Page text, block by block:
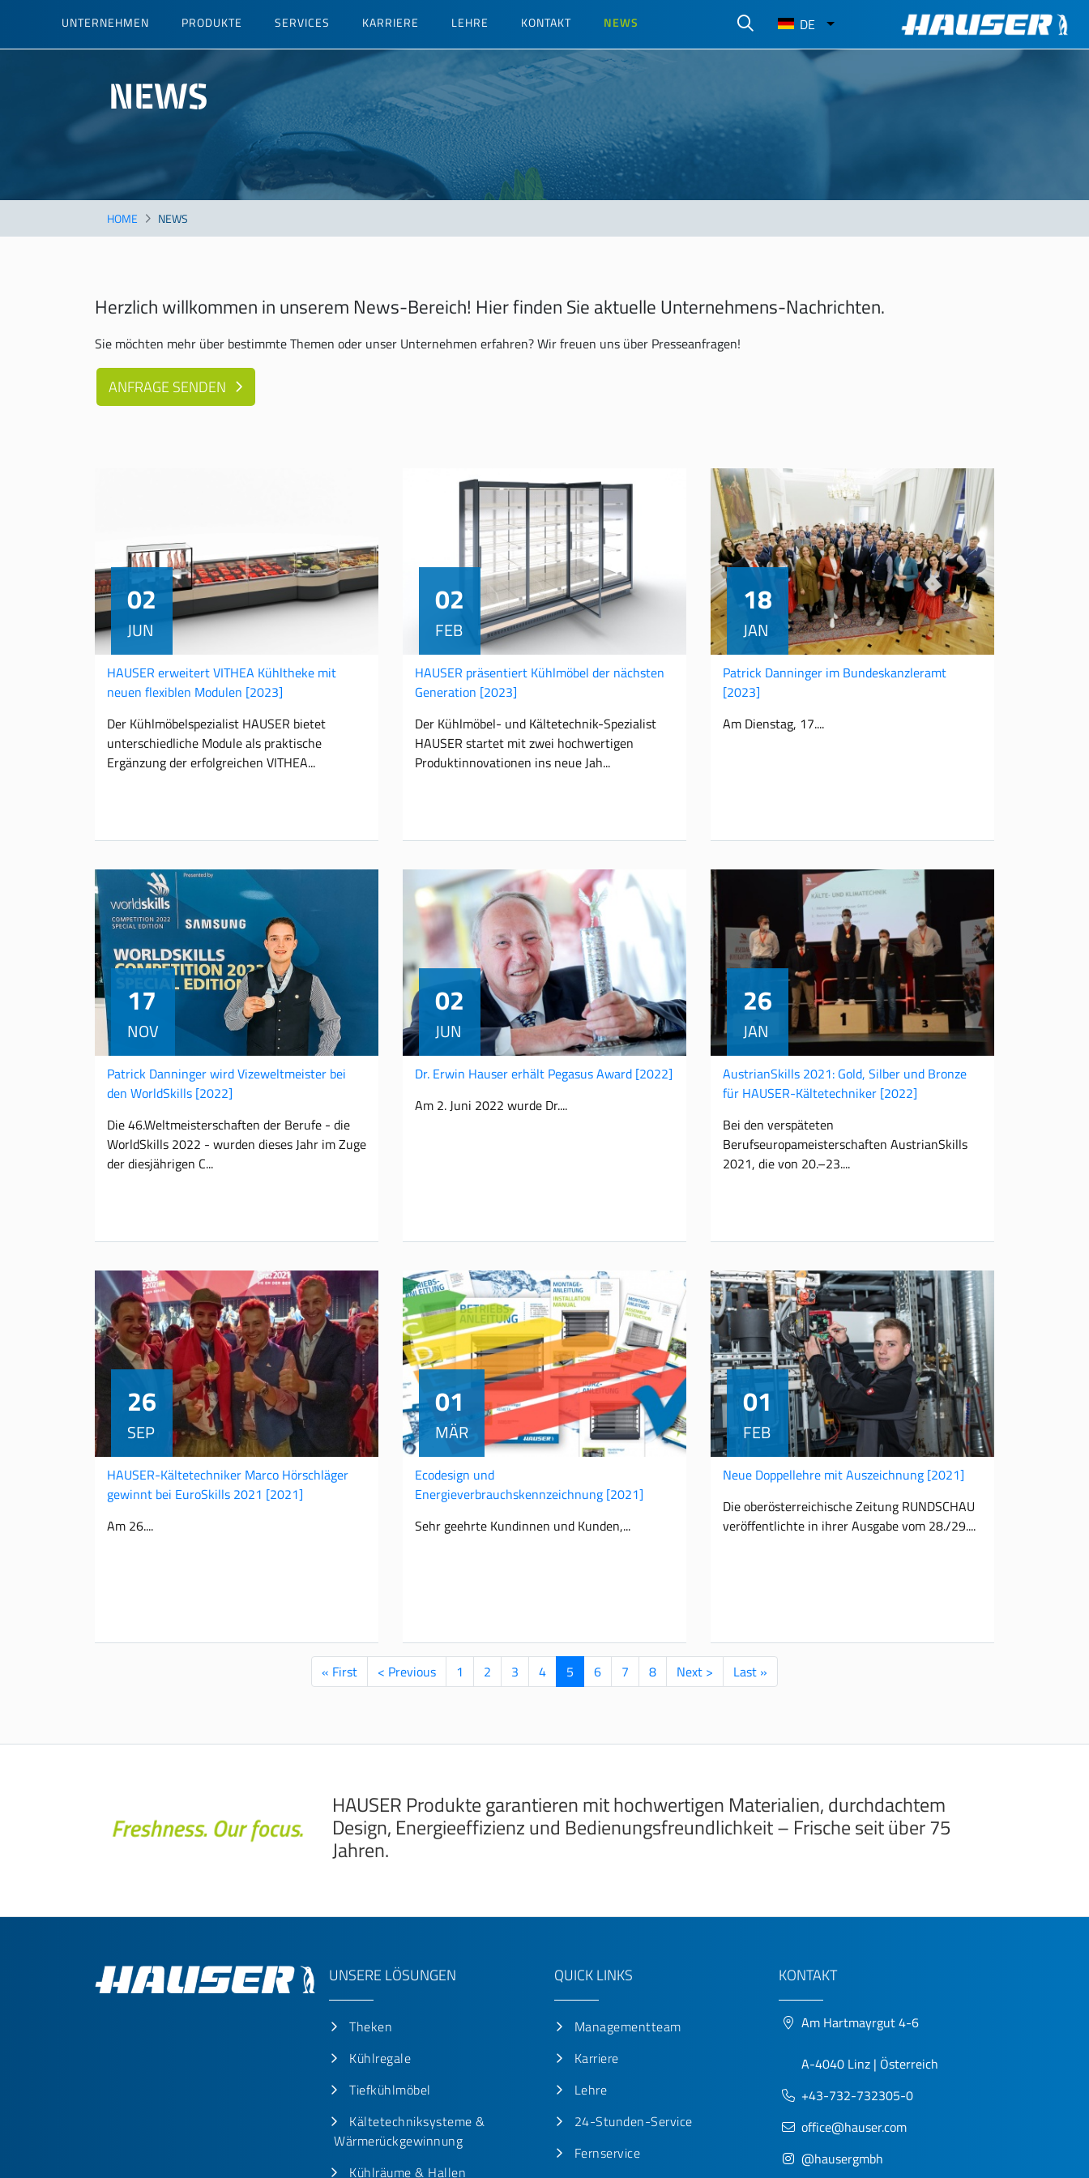
Inhalt
UNTERNEHMEN PRODUKTE SERVICES KARRIERE LEHRE KONTAKT NEWS
Select
your
language
DE
NEWS
HOME NEWS
Herzlich willkommen in unserem News-Bereich! Hier finden Sie aktuelle Unternehmens-Nachrichten.
Sie möchten mehr über bestimmte Themen oder unser Unternehmen erfahren? Wir freuen uns über Presseanfragen!
ANFRAGE SENDEN
02
JUN
HAUSER erweitert VITHEA Kühltheke mit
neuen flexiblen Modulen [2023]
Der Kühlmöbelspezialist HAUSER bietet
unterschiedliche Module als praktische
Ergänzung der erfolgreichen VITHEA
02
FEB
HAUSER präsentiert Kühlmöbel der nächsten
Generation [2023]
Der Kühlmöbel- und Kältetechnik-Spezialist
HAUSER startet mit zwei hochwertigen
Produktinnovationen ins neue Jah
18
JAN
Patrick Danninger im Bundeskanzleramt
[2023]
Am Dienstag, 17.
17
NOV
Patrick Danninger wird Vizeweltmeister bei
den WorldSkills [2022]
Die 46.Weltmeisterschaften der Berufe - die
WorldSkills 2022 - wurden dieses Jahr im Zuge
der diesjährigen C
02
JUN
Dr. Erwin Hauser erhält Pegasus Award [2022]
Am 2. Juni 2022 wurde Dr.
26
JAN
AustrianSkills 2021: Gold, Silber und Bronze
für HAUSER-Kältetechniker [2022]
Bei den verspäteten
Berufseuropameisterschaften AustrianSkills
2021, die von 20.–23.
26
SEP
HAUSER-Kältetechniker Marco Hörschläger
gewinnt bei EuroSkills 2021 [2021]
Am 26.
01
MÄR
Ecodesign und
Energieverbrauchskennzeichnung [2021]
Sehr geehrte Kundinnen und Kunden,
01
FEB
Neue Doppellehre mit Auszeichnung [2021]
Die oberösterreichische Zeitung RUNDSCHAU
veröffentlichte in ihrer Ausgabe vom 28./29.
Erste
Seite
« First
Vorherige
Seite
< Previous Page
1 Page
2 Page
3 Page
4
Aktuelle
Seite
5 Page
6 Page
7 Page
8
Nächste
Seite
Next >
Letzte
Seite
Last »
HAUSER Produkte garantieren mit hochwertigen Materialien, durchdachtem
Design, Energieeffizienz und Bedienungsfreundlichkeit – Frische seit über 75
Jahren.
UNSERE LÖSUNGEN
Theken
Kühlregale
Tiefkühlmöbel
Kältetechniksysteme &
Wärmerückgewinnung
Kühlräume & Hallen
QUICK LINKS
Managementteam
Karriere
Lehre
24-Stunden-Service
Fernservice
KONTAKT
Am Hartmayrgut 4-6
A-4040 Linz | Österreich
+43-732-732305-0
office@hauser.com
@hausergmbh